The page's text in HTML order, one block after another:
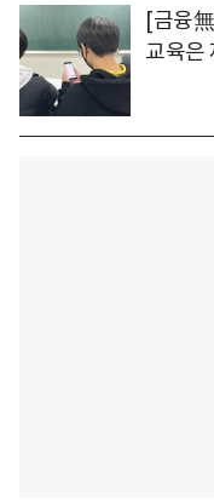
[금융
교육은